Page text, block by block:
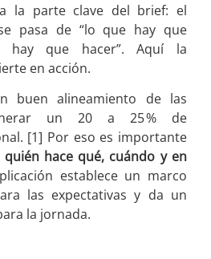
la parte clave del brief: el
pasa de “lo que hay que
hay que hacer”. Aquí la
en acción.
buen alineamiento de las
un 20 a 25 % de
[1] Por eso es importante
hace qué, cuándo y en
establece un marco
las expectativas y da un
la jornada.